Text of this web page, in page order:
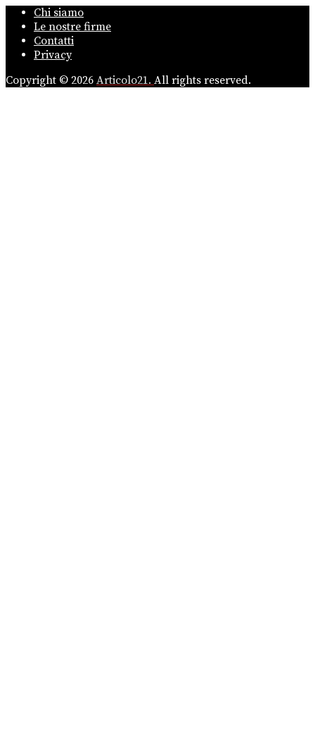
Chi siamo
Le nostre firme
Contatti
Privacy
Copyright © 2026 Articolo21. All rights reserved.